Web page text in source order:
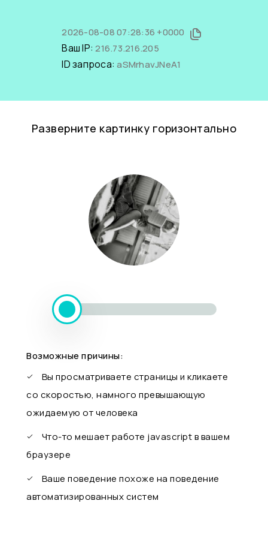
2026-08-08 07:28:36 +0000
Ваш IP:216.73.216.205
ID запроса:aSMrhavJNeA1
Разверните картинку горизонтально
Возможные причины:
Вы просматриваете страницы и кликаете
со скоростью, намного превышающую
ожидаемую от человека
Что-то мешает работе javascript в вашем
браузере
Ваше поведение похоже на поведение
автоматизированных систем